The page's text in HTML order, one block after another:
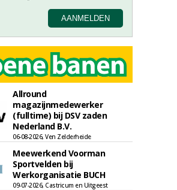
Allround
magazijnmedewerker
(fulltime) bij DSV zaden
Nederland B.V.
06-08-2026, Ven Zelderheide
Meewerkend Voorman
Sportvelden bij
Werkorganisatie BUCH
09-07-2026, Castricum en Uitgeest